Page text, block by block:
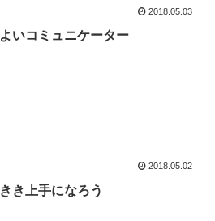
2018.05.03
よいコミュニケーター
2018.05.02
きき上手になろう